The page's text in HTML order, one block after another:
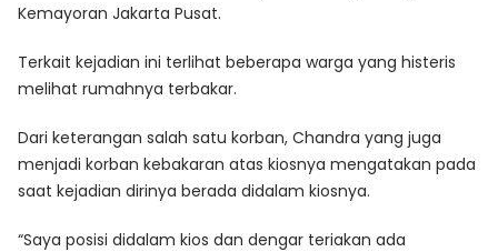
Kemayoran Jakarta Pusat.
Terkait kejadian ini terlihat beberapa warga yang histeris
melihat rumahnya terbakar.
Dari keterangan salah satu korban, Chandra yang juga
menjadi korban kebakaran atas kiosnya mengatakan pada
saat kejadian dirinya berada didalam kiosnya.
“Saya posisi didalam kios dan dengar teriakan ada